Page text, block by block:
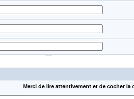
Merci de lire attentivement et de cocher la